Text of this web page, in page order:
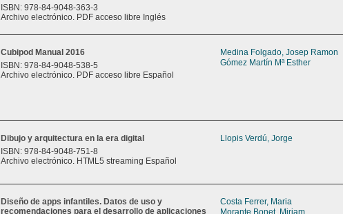
ISBN: 978-84-9048-363-3
Archivo electrónico. PDF acceso libre Inglés
Cubipod Manual 2016
ISBN: 978-84-9048-538-5
Archivo electrónico. PDF acceso libre Español
Medina Folgado, Josep Ramon
Gómez Martín Mª Esther
Dibujo y arquitectura en la era digital
ISBN: 978-84-9048-751-8
Archivo electrónico. HTML5 streaming Español
Llopis Verdú, Jorge
Diseño de apps infantiles. Datos de uso y
recomendaciones para el desarrollo de aplicaciones
Costa Ferrer, Maria
Morante Bonet, Miriam